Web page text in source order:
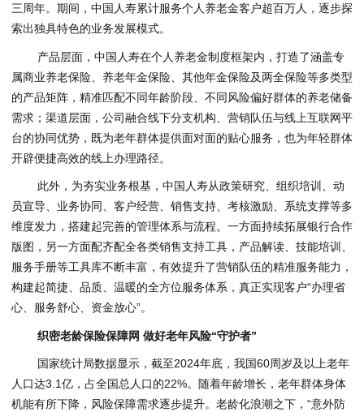
三周年。期间，中国人寿累计服务个人养老金客户超百万人，逐步探
索出独具特色的业务发展模式。
产品层面，中国人寿在个人养老金制度框架内，打造了涵盖专
属商业养老保险、养老年金保险、其他年金保险及两全保险等多类型
的产品矩阵，精准匹配不同年龄阶段、不同风险偏好群体的养老储备
需求；渠道层面，公司融合线下分支机构、营销队伍与线上互联网平
台的协同优势，既为老年群体提供面对面的贴心服务，也为年轻群体
开辟便捷高效的线上办理路径。
此外，为夯实业务根基，中国人寿从政策研究、组织培训、动
员宣导、业务协同、客户经营、销售支持、考核激励、系统支撑等多
维度发力，搭建起完善的管理体系与流程。一方面持续拓展银行合作
版图，另一方面配齐配全各类销售支持工具，产品解读、技能培训、
服务手册等工具库不断丰富，有效提升了营销队伍的精准服务能力，
构建起简捷、品质、温暖的全方位服务体系，真正实现客户“办理省
心、服务舒心、资金放心”。
织密老龄保险保障网 做好老年风险“守护者”
国家统计局数据显示，截至2024年底，我国60周岁及以上老年
人口达3.1亿，占全国总人口的22%。随着年龄增长，老年群体身体
机能有所下降，风险保障需求逐步提升。老龄化浪潮之下，“意外防